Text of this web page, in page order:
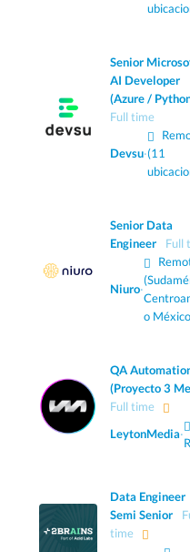
Senior
AI Developer
(Azure /
Full time
Devsu·(11
Senior Data
Engineer
Full
Niuro·
o
QA
(Proyecto 3
Full time
LeytonMedia·
Data Engineer
Semi Senior
time